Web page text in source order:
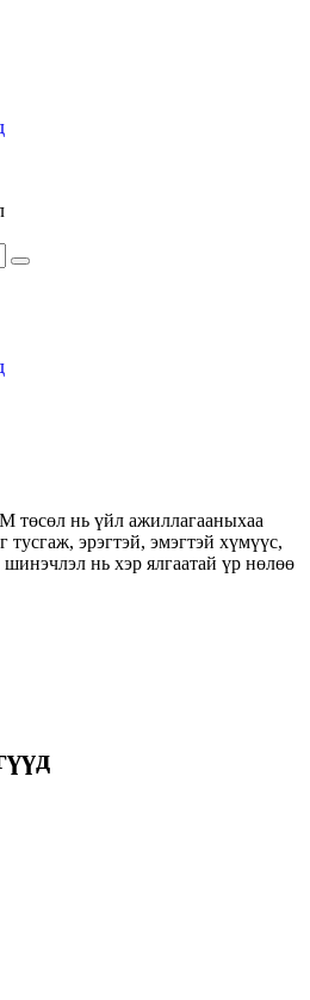
нь үйл ажиллагааныхаа
эрэгтэй, эмэгтэй хүмүүс,
нь хэр ялгаатай үр нөлөө